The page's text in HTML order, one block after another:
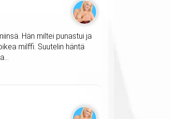
Hän miltei punastui ja
milffi. Suutelin häntä